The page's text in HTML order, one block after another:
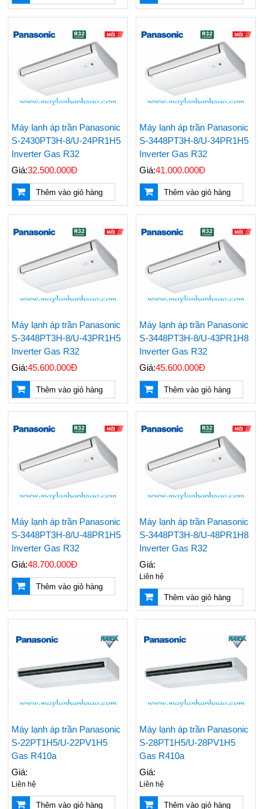
Máy lạnh áp trần Panasonic
S-2430PT3H-8/U-24PR1H5
Inverter Gas R32
Giá:32.500.000Đ
Thêm vào giỏ hàng
Máy lạnh áp trần Panasonic
S-3448PT3H-8/U-34PR1H5
Inverter Gas R32
Giá:41.000.000Đ
Thêm vào giỏ hàng
Máy lạnh áp trần Panasonic
S-3448PT3H-8/U-43PR1H5
Inverter Gas R32
Giá:45.600.000Đ
Thêm vào giỏ hàng
Máy lạnh áp trần Panasonic
S-3448PT3H-8/U-43PR1H8
Inverter Gas R32
Giá:45.600.000Đ
Thêm vào giỏ hàng
Máy lạnh áp trần Panasonic
S-3448PT3H-8/U-48PR1H5
Inverter Gas R32
Giá:48.700.000Đ
Thêm vào giỏ hàng
Máy lạnh áp trần Panasonic
S-3448PT3H-8/U-48PR1H8
Inverter Gas R32
Giá:
Liên hệ
Thêm vào giỏ hàng
Máy lạnh áp trần Panasonic
S-22PT1H5/U-22PV1H5
Gas R410a
Giá:
Liên hệ
Thêm vào giỏ hàng
Máy lạnh áp trần Panasonic
S-28PT1H5/U-28PV1H5
Gas R410a
Giá:
Liên hệ
Thêm vào giỏ hàng
Nên Mua Máy Lạnh
Hãng Nào? Top 3
Những Vật Tư Cần Có
Khi Thi Công Ống
Đại Lý Cung Cấp Giá
Điều Hoà Treo Tường
Thi Công - Lắp Đặt
Đại Lý Phân Phối Máy